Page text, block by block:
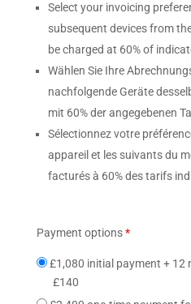
Select your invoicing
subsequent devices from
be charged at 60% of
Wählen Sie Ihre
nachfolgende Geräte
mit 60% der angegebenen
Sélectionnez votre
appareil et les suivants du
facturés à 60% des tarifs
Payment options*
£1,080 initial payment + 12
£140